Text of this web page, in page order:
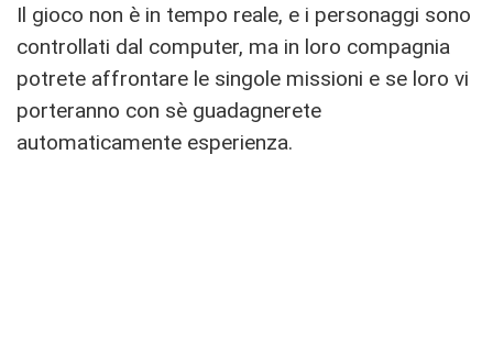
Il gioco non è in tempo reale, e i personaggi sono
controllati dal computer, ma in loro compagnia
potrete affrontare le singole missioni e se loro vi
porteranno con sè guadagnerete
automaticamente esperienza.